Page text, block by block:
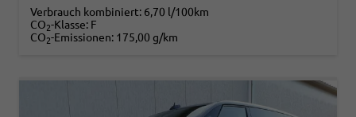
Verbrauch kombiniert: 6,70 l/100km
CO2-Klasse: F
CO2-Emissionen: 175,00 g/km